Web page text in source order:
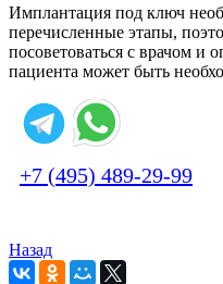
Имплантация под ключ
перечисленные этапы,
посоветоваться с врачом и
пациента может быть
+7 (495) 489-29-99
Назад